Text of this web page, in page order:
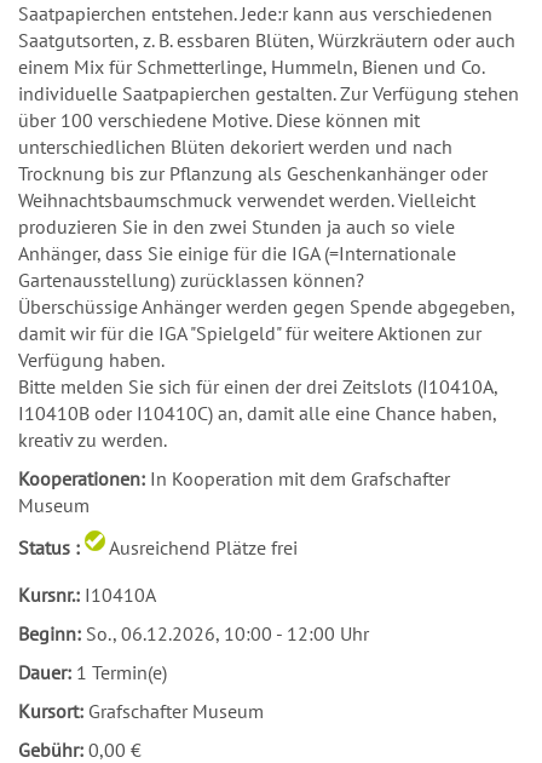
Saatpapierchen entstehen. Jede:r kann aus verschiedenen
Saatgutsorten, z. B. essbaren Blüten, Würzkräutern oder auch
einem Mix für Schmetterlinge, Hummeln, Bienen und Co.
individuelle Saatpapierchen gestalten. Zur Verfügung stehen
über 100 verschiedene Motive. Diese können mit
unterschiedlichen Blüten dekoriert werden und nach
Trocknung bis zur Pflanzung als Geschenkanhänger oder
Weihnachtsbaumschmuck verwendet werden. Vielleicht
produzieren Sie in den zwei Stunden ja auch so viele
Anhänger, dass Sie einige für die IGA (=Internationale
Gartenausstellung) zurücklassen können?
Überschüssige Anhänger werden gegen Spende abgegeben,
damit wir für die IGA "Spielgeld" für weitere Aktionen zur
Verfügung haben.
Bitte melden Sie sich für einen der drei Zeitslots (I10410A,
I10410B oder I10410C) an, damit alle eine Chance haben,
kreativ zu werden.
Kooperationen: In Kooperation mit dem Grafschafter
Museum
Status :
Ausreichend Plätze frei
Kursnr.: I10410A
Beginn: So., 06.12.2026, 10:00 - 12:00 Uhr
Dauer: 1 Termin(e)
Kursort: Grafschafter Museum
Gebühr: 0,00 €